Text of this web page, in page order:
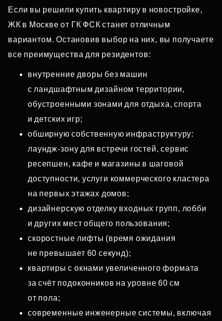
Если вы решили купить квартиру в новостройке,
ЖК в Москве от ГК ФСК станет отличным
вариантом. Остановив выбор на них, вы получаете
все преимущества для резидентов:
внутренние дворы без машин
с ландшафтным дизайном территории,
обустроенными зонами для отдыха, спорта
и детских игр;
обширную собственную инфраструктуру:
лаундж‑зону для встречи гостей, сервис
ресепшен, кафе и магазины в шаговой
доступности, услуги коммерческого кластера
на первых этажах домов;
дизайнерскую отделку входных групп, лобби
и других мест общего пользования;
скоростные лифты (время ожидания
не превышает 60 секунд);
квартиры с окнами увеличенного формата
за счёт подоконников на уровне 60 см
от пола;
современные инженерные системы, включая